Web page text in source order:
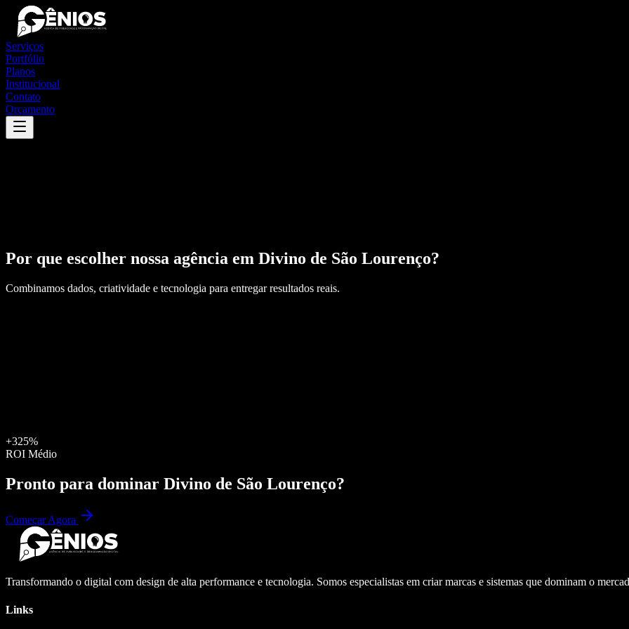
Serviços
Portfólio
Planos
Institucional
Contato
Orçamento
Por que escolher nossa agência em Divino de São Lourenço?
Combinamos dados, criatividade e tecnologia para entregar resultados reais.
+325%
ROI Médio
Pronto para dominar Divino de São Lourenço?
Começar Agora
Transformando o digital com design de alta performance e tecnologia. Somos especialistas em criar marcas e sistemas que dominam o
Links